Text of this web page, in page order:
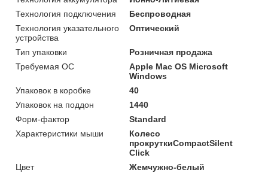
Технология подключения
Беспроводная
Технология указательного
устройства
Оптический
Тип упаковки
Розничная продажа
Требуемая ОС
Apple Mac OS Microsoft
Windows
Упаковок в коробке
40
Упаковок на поддон
1440
Форм-фактор
Standard
Характеристики мыши
Колесо
прокруткиCompactSilent
Click
Цвет
Жемчужно-белый